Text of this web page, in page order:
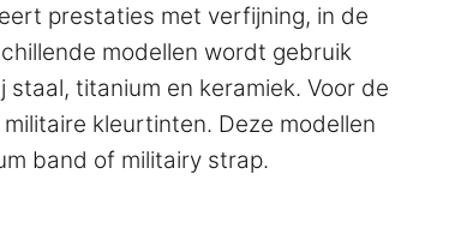
prestaties met verfijning, in de
modellen wordt gebruik
titanium en keramiek. Voor de
kleurtinten. Deze modellen
band of militairy strap.